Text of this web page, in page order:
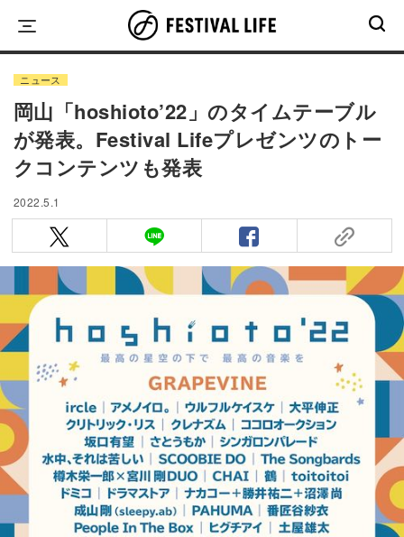
content
ニュース
岡山「hoshioto’22」のタイムテーブル
が発表。Festival Lifeプレゼンツのトー
クコンテンツも発表
2022.5.1